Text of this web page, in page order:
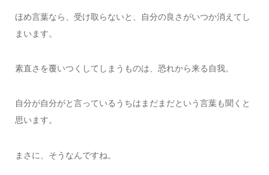
ほめ言葉なら、受け取らないと、自分の良さがいつか消えてし
まいます。
素直さを覆いつくしてしまうものは、恐れから来る自我。
自分が自分がと言っているうちはまだまだという言葉も聞くと
思います。
まさに、そうなんですね。